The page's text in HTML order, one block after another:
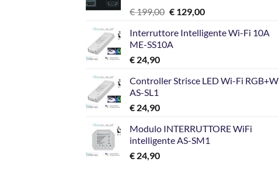
€199,00 Il
originale
era:
€129,00Il
attuale
Interruttore Intelligente Wi-Fi 10A
ME-SS10A
€ 24,90
Controller Strisce LED Wi-Fi RGB+W
AS-SL1
€ 24,90
Modulo INTERRUTTORE WiFi
intelligente AS-SM1
€ 24,90